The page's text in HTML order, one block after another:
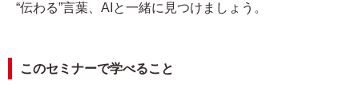
“伝わる”言葉、AIと一緒に見つけましょう。
このセミナーで学べること